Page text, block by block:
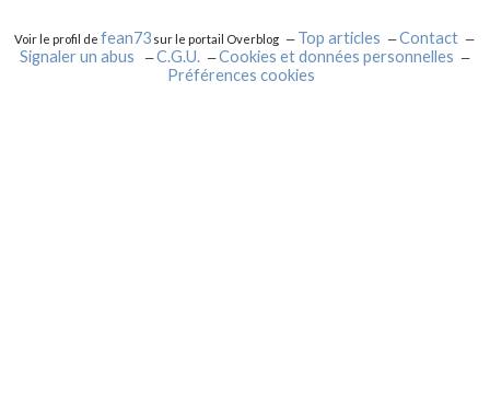
Voir le profil defean73 sur le portail Overblog Top articles
Contact
Signaler un abus
C.G.U.
Cookies et données personnelles
Préférences cookies